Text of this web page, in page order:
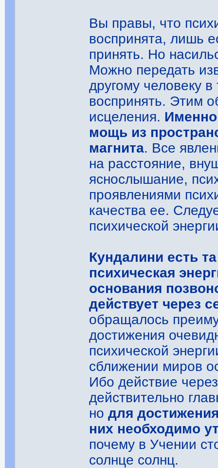
Вы правы, что
воспринята, лишь
принять. Но
Можно передать
другому человеку
воспринять. Этим
исцеления. Именно
мощь из
магнита. Все
на расстояние,
яснослышание,
проявлениями
качества ее.
психической
Кундалини есть
психическая
основания
действует через
обращалось
достижения
психической
сближении миров
Ибо действие
действительно
нодля
них необходимо
почему в Учении
солнце солнц.